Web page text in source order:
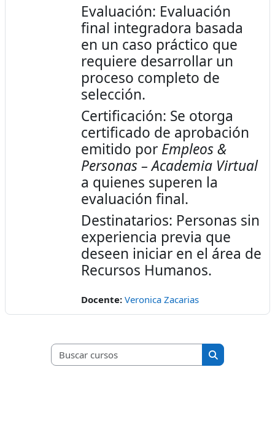
Evaluación: Evaluación
final integradora basada
en un caso práctico que
requiere desarrollar un
proceso completo de
selección.
Certificación: Se otorga
certificado de aprobación
emitido por Empleos &
Personas – Academia Virtual
a quienes superen la
evaluación final.
Destinatarios: Personas sin
experiencia previa que
deseen iniciar en el área de
Recursos Humanos.
Docente: Veronica Zacarias
Buscar cursos
Buscar cursos